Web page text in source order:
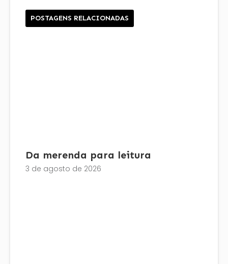
POSTAGENS RELACIONADAS
Da merenda para leitura
3 de agosto de 2026